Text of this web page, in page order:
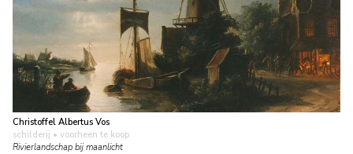
Christoffel Albertus Vos
schilderij • voorheen te koop
Rivierlandschap bij maanlicht